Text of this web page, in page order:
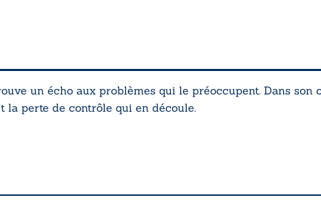
un écho aux problèmes qui le préoccupent. Dans son
la perte de contrôle qui en découle.